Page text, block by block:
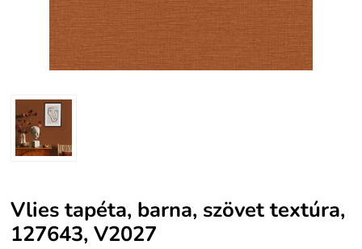
Vlies tapéta, barna, szövet textúra,
127643, V2027